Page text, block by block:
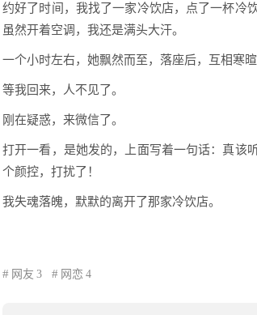
约好了时间，我找了一家冷饮店，点了一杯冷
虽然开着空调，我还是满头大汗。
一个小时左右，她飘然而至，落座后，互相寒
等我回来，人不见了。
刚在疑惑，来微信了。
打开一看，是她发的，上面写着一句话：真该
个颜控，打扰了！
我失魂落魄，默默的离开了那家冷饮店。
---作者：禅
网友 3 网恋 4